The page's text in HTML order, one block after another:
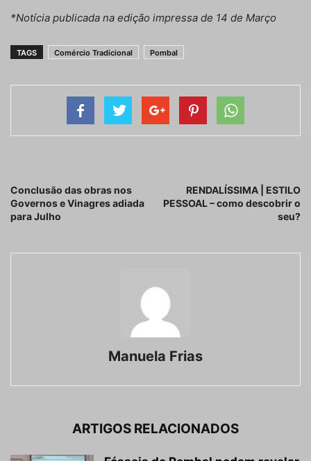
*Notícia publicada na edição impressa de 14 de Março
TAGS Comércio Tradicional Pombal
Conclusão das obras nos
Governos e Vinagres adiada
para Julho
RENDALÍSSIMA | ESTILO
PESSOAL – como descobrir o
seu?
Manuela Frias
ARTIGOS RELACIONADOS